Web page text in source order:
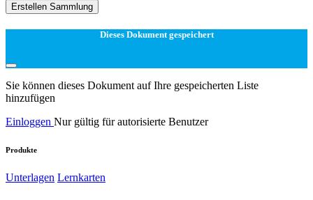
Erstellen Sammlung
Dieses Dokument gespeichert
Sie können dieses Dokument auf Ihre gespeicherten Liste
hinzufügen
Einloggen Nur gültig für autorisierte Benutzer
Produkte
Unterlagen Lernkarten